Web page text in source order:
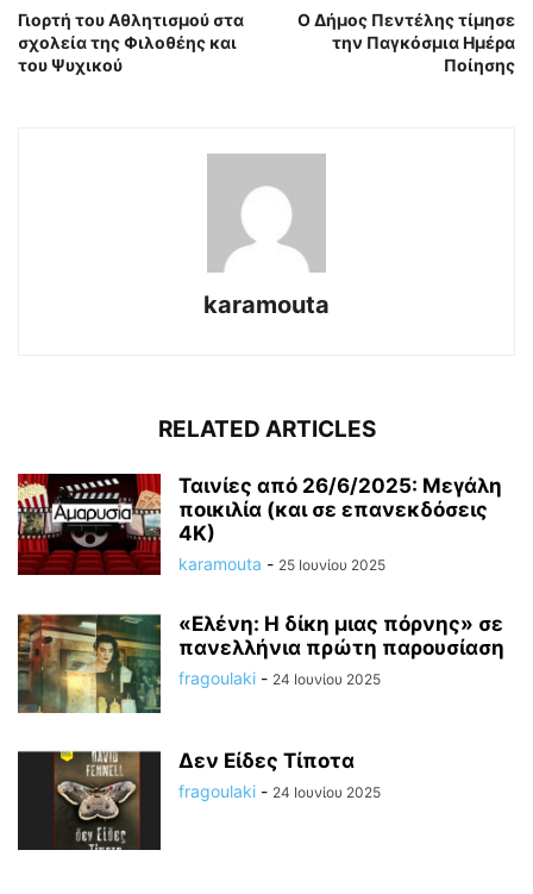
Γιορτή του Αθλητισμού στα
σχολεία της Φιλοθέης και
του Ψυχικού
Ο Δήμος Πεντέλης τίμησε
την Παγκόσμια Ημέρα
Ποίησης
karamouta
RELATED ARTICLES
Ταινίες από 26/6/2025: Μεγάλη
ποικιλία (και σε επανεκδόσεις
4Κ)
karamouta - 25 Ιουνίου 2025
«Ελένη: Η δίκη μιας πόρνης» σε
πανελλήνια πρώτη παρουσίαση
fragoulaki - 24 Ιουνίου 2025
Δεν Είδες Τίποτα
fragoulaki - 24 Ιουνίου 2025